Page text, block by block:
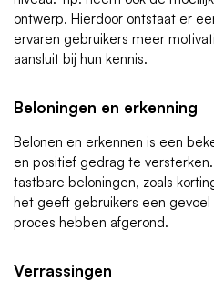
ontwerp. Hierdoor ontstaat er
ervaren gebruikers meer
aansluit bij hun kennis.
Beloningen en erkenning
Belonen en erkennen is een
en positief gedrag te
tastbare beloningen, zoals
het geeft gebruikers een
proces hebben afgerond.
Verrassingen